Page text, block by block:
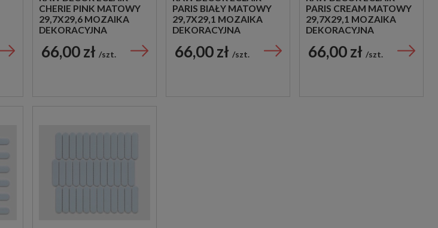
CHERIE PINK MATOWY
29,7X29,6 MOZAIKA
DEKORACYJNA
66,00 zł szt.
PARIS BIAŁY MATOWY
29,7X29,1 MOZAIKA
DEKORACYJNA
66,00 zł szt.
PARIS CREAM MATOWY
29,7X29,1 MOZAIKA
DEKORACYJNA
66,00 zł szt.